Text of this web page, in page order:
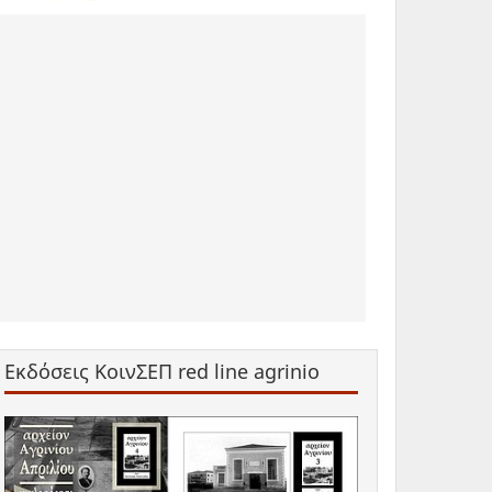
Εκδόσεις ΚοινΣΕΠ red line agrinio